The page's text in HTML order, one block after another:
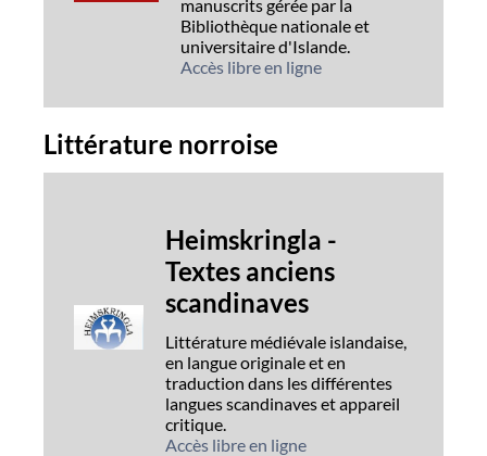
manuscrits gérée par la
Bibliothèque nationale et
universitaire d'Islande.
Accès libre en ligne
Littérature norroise
Heimskringla -
Textes anciens
scandinaves
Littérature médiévale islandaise,
en langue originale et en
traduction dans les différentes
langues scandinaves et appareil
critique.
Accès libre en ligne